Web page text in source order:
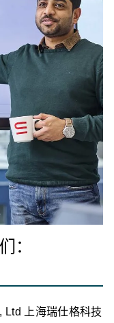
：
上海瑞仕格科技